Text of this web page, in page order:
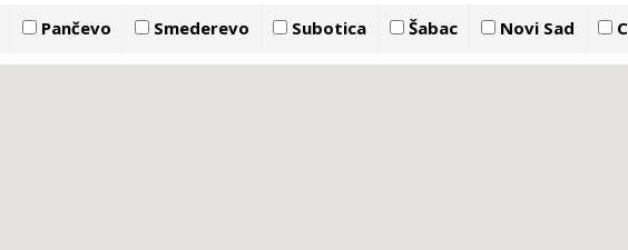
Pančevo Smederevo Subotica Šabac Novi Sad